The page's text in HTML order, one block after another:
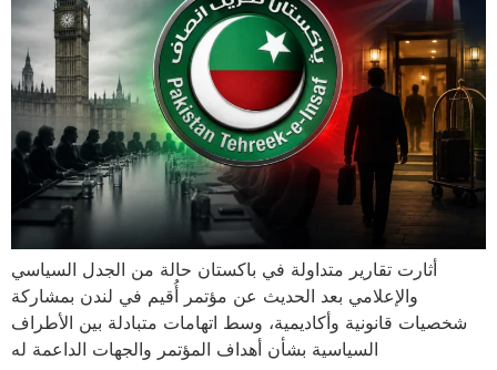
أثارت تقارير متداولة في باكستان حالة من الجدل السياسي
والإعلامي بعد الحديث عن مؤتمر أُقيم في لندن بمشاركة
شخصيات قانونية وأكاديمية، وسط اتهامات متبادلة بين الأطراف
السياسية بشأن أهداف المؤتمر والجهات الداعمة له